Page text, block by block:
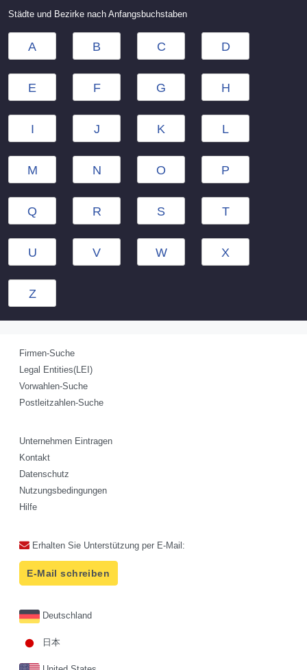
Städte und Bezirke nach Anfangsbuchstaben
A B C D
E F G H
I J K L
M N O P
Q R S T
U V W X
Z
Firmen-Suche
Legal Entities(LEI)
Vorwahlen-Suche
Postleitzahlen-Suche
Unternehmen Eintragen
Kontakt
Datenschutz
Nutzungsbedingungen
Hilfe
Erhalten Sie Unterstützung per E-Mail:
E-Mail schreiben
Deutschland
日本